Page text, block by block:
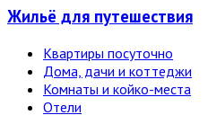
Жильё для путешествия
Квартиры посуточно
Дома, дачи и коттеджи
Комнаты и койко-места
Отели